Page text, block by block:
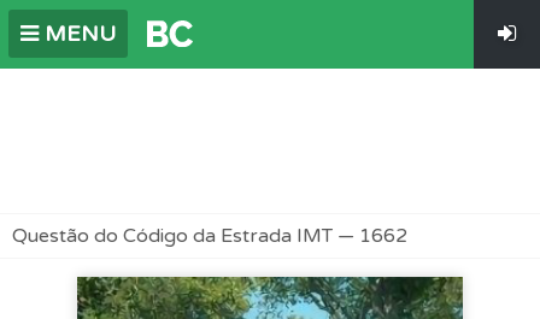
MENU
Questão do Código da Estrada IMT — 1662